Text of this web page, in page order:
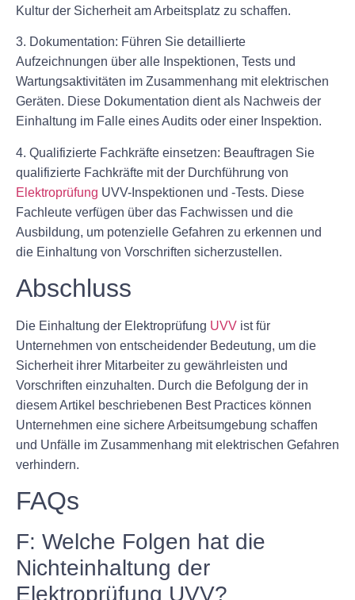
Kultur der Sicherheit am Arbeitsplatz zu schaffen.
3. Dokumentation: Führen Sie detaillierte
Aufzeichnungen über alle Inspektionen, Tests und
Wartungsaktivitäten im Zusammenhang mit elektrischen
Geräten. Diese Dokumentation dient als Nachweis der
Einhaltung im Falle eines Audits oder einer Inspektion.
4. Qualifizierte Fachkräfte einsetzen: Beauftragen Sie
qualifizierte Fachkräfte mit der Durchführung von
Elektroprüfung UVV-Inspektionen und -Tests. Diese
Fachleute verfügen über das Fachwissen und die
Ausbildung, um potenzielle Gefahren zu erkennen und
die Einhaltung von Vorschriften sicherzustellen.
Abschluss
Die Einhaltung der Elektroprüfung UVV ist für
Unternehmen von entscheidender Bedeutung, um die
Sicherheit ihrer Mitarbeiter zu gewährleisten und
Vorschriften einzuhalten. Durch die Befolgung der in
diesem Artikel beschriebenen Best Practices können
Unternehmen eine sichere Arbeitsumgebung schaffen
und Unfälle im Zusammenhang mit elektrischen Gefahren
verhindern.
FAQs
F: Welche Folgen hat die
Nichteinhaltung der
Elektroprüfung UVV?